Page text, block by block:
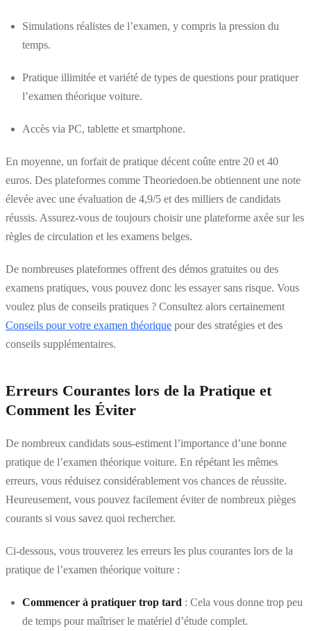
Simulations réalistes de l’examen, y compris la pression du
temps.
Pratique illimitée et variété de types de questions pour pratiquer
l’examen théorique voiture.
Accès via PC, tablette et smartphone.
En moyenne, un forfait de pratique décent coûte entre 20 et 40
euros. Des plateformes comme Theoriedoen.be obtiennent une note
élevée avec une évaluation de 4,9/5 et des milliers de candidats
réussis. Assurez-vous de toujours choisir une plateforme axée sur les
règles de circulation et les examens belges.
De nombreuses plateformes offrent des démos gratuites ou des
examens pratiques, vous pouvez donc les essayer sans risque. Vous
voulez plus de conseils pratiques ? Consultez alors certainement
Conseils pour votre examen théorique pour des stratégies et des
conseils supplémentaires.
Erreurs Courantes lors de la Pratique et
Comment les Éviter
De nombreux candidats sous-estiment l’importance d’une bonne
pratique de l’examen théorique voiture. En répétant les mêmes
erreurs, vous réduisez considérablement vos chances de réussite.
Heureusement, vous pouvez facilement éviter de nombreux pièges
courants si vous savez quoi rechercher.
Ci-dessous, vous trouverez les erreurs les plus courantes lors de la
pratique de l’examen théorique voiture :
Commencer à pratiquer trop tard : Cela vous donne trop peu
de temps pour maîtriser le matériel d’étude complet.